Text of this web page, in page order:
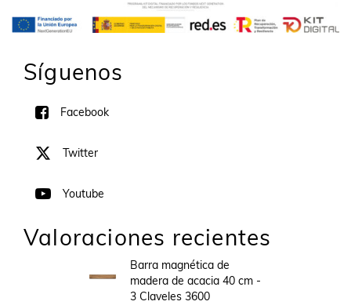
Síguenos
Facebook
Twitter
Youtube
Valoraciones recientes
Barra magnética de
madera de acacia 40 cm -
3 Claveles 3600